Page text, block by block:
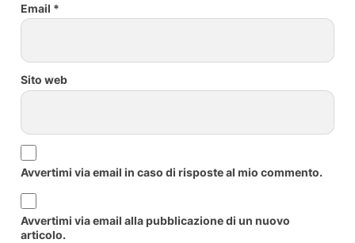
Email *
Sito web
Avvertimi via email in caso di risposte al mio commento.
Avvertimi via email alla pubblicazione di un nuovo
articolo.